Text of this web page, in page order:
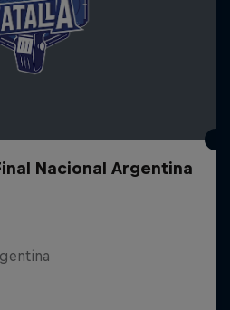
Nacional Argentina